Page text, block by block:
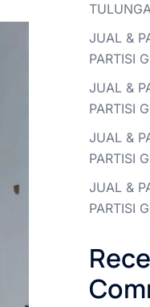
JUAL &
PARTISI
JUAL &
PARTISI
JUAL &
PARTISI
JUAL &
PARTISI